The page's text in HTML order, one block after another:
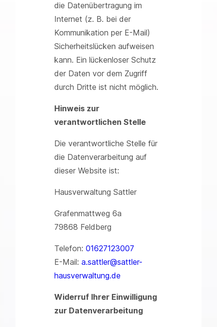
die Datenübertragung im
Internet (z. B. bei der
Kommunikation per E-Mail)
Sicherheitslücken aufweisen
kann. Ein lückenloser Schutz
der Daten vor dem Zugriff
durch Dritte ist nicht möglich.
Hinweis zur
verantwortlichen Stelle
Die verantwortliche Stelle für
die Datenverarbeitung auf
dieser Website ist:
Hausverwaltung Sattler
Grafenmattweg 6a
79868 Feldberg
Telefon: 01627123007
E-Mail: a.sattler@sattler-
hausverwaltung.de
Widerruf Ihrer Einwilligung
zur Datenverarbeitung